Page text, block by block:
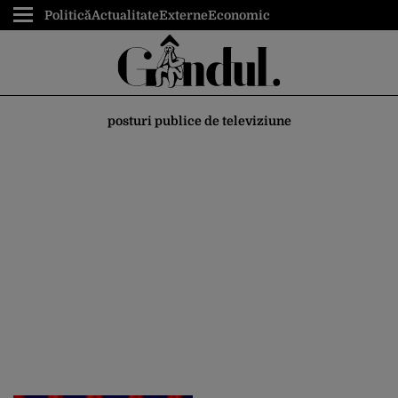
PoliticăActualitateExterneEconomic
posturi publice de televiziune